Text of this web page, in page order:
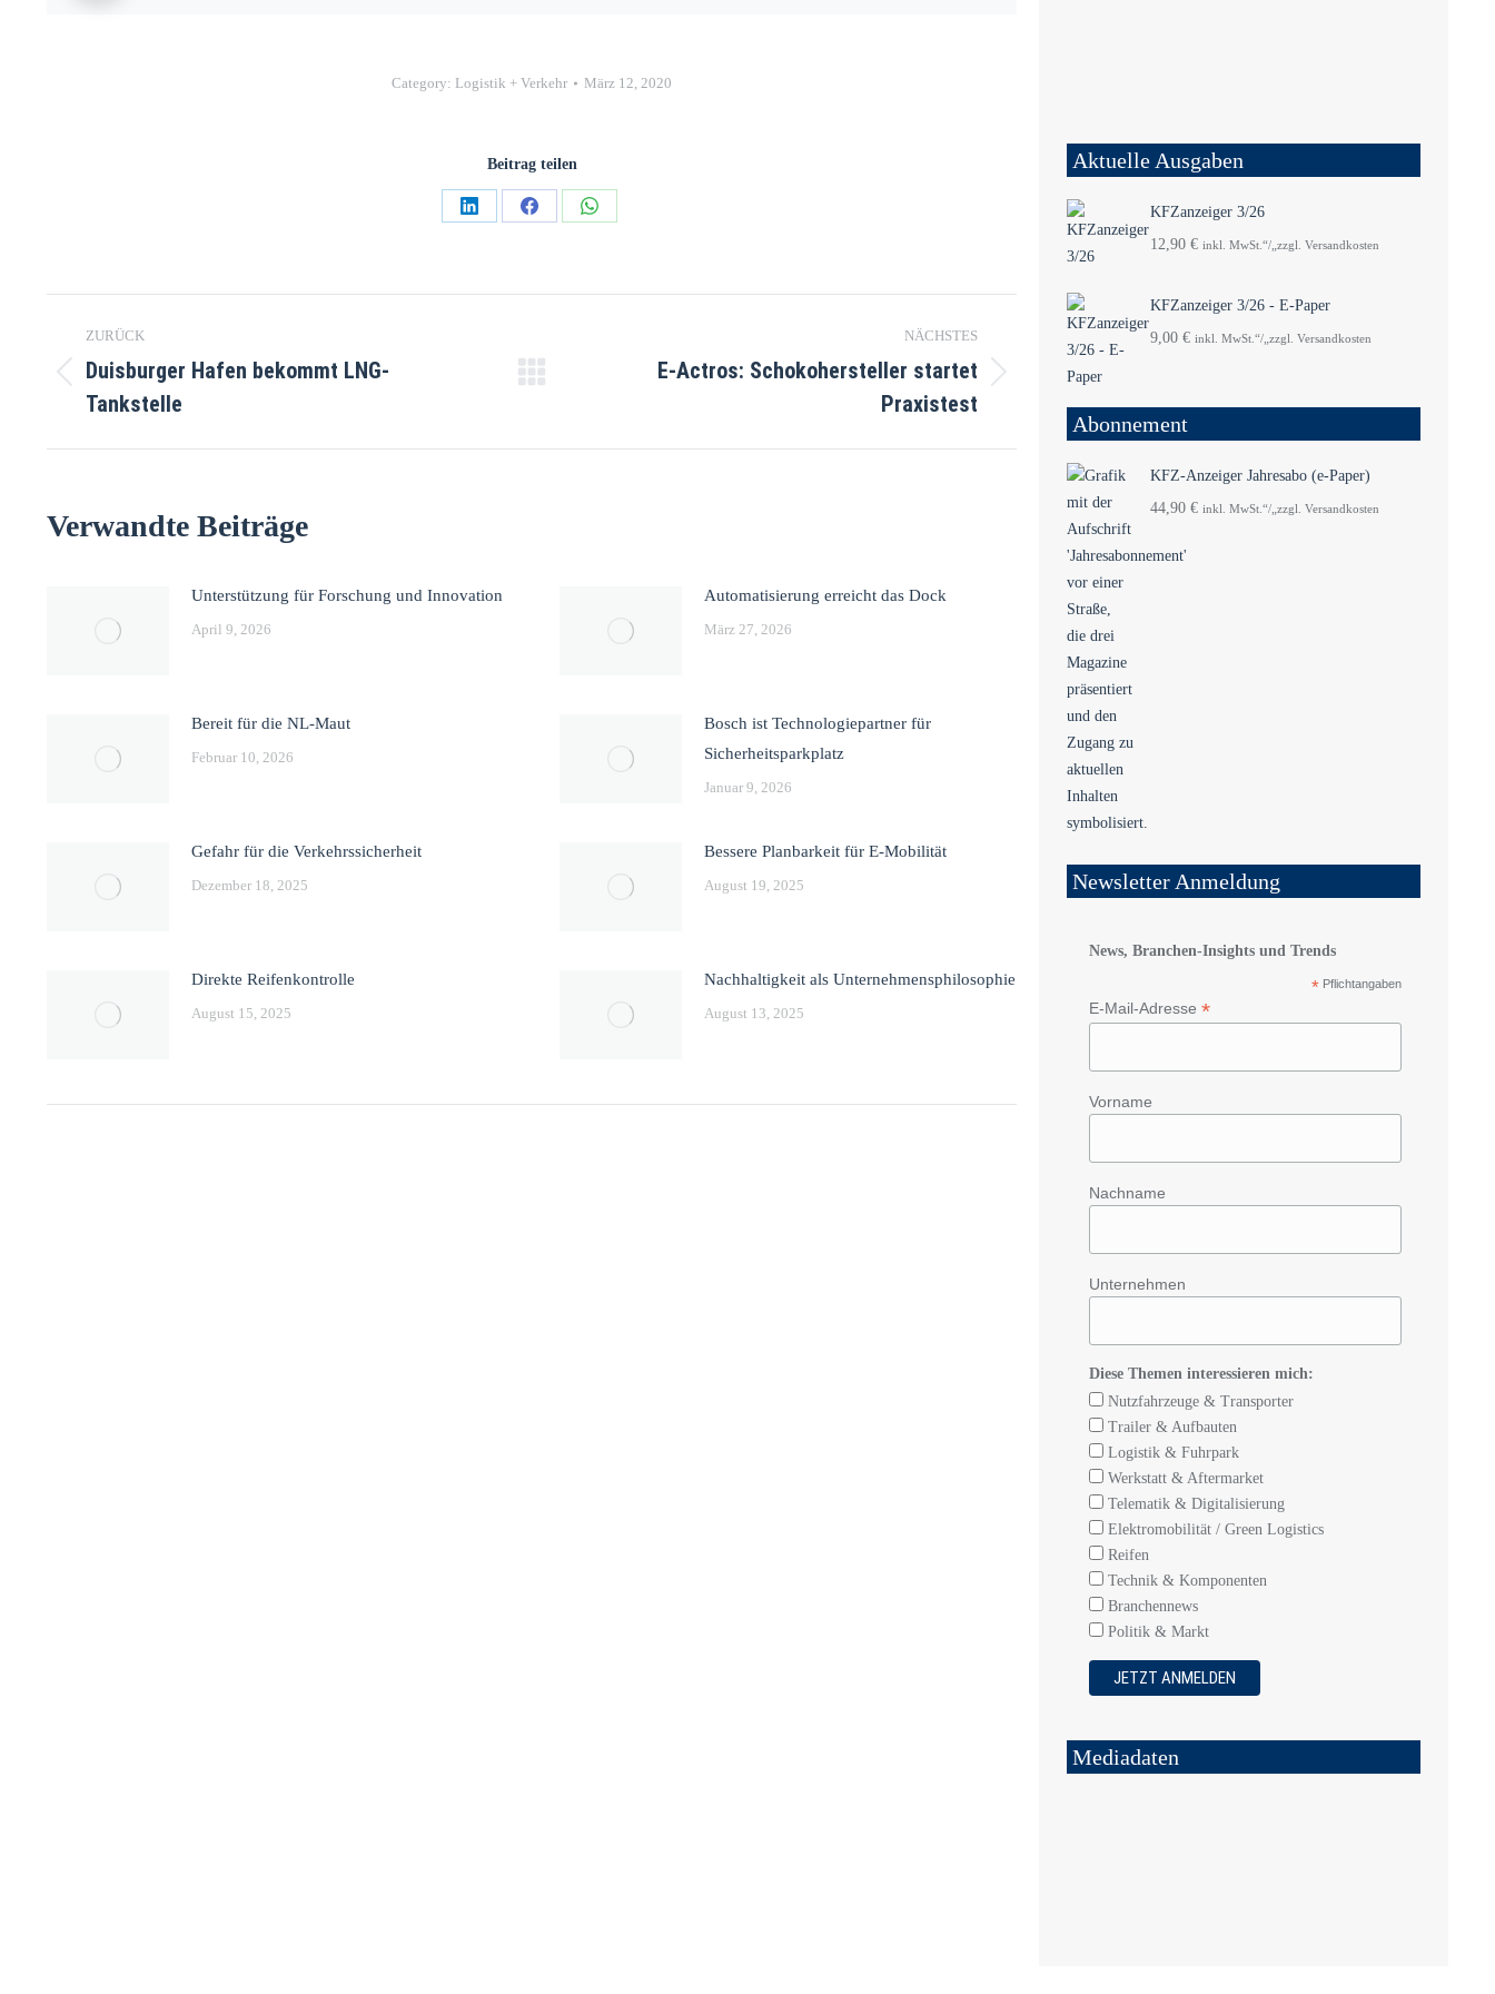
Category: Logistik + Verkehr März 12, 2020
Beitrag teilen
ZURÜCK
Duisburger Hafen bekommt LNG-
Tankstelle
NÄCHSTES
E-Actros: Schokohersteller startet
Praxistest
Verwandte Beiträge
Unterstützung für Forschung und Innovation
April 9, 2026
Automatisierung erreicht das Dock
März 27, 2026
Bereit für die NL-Maut
Februar 10, 2026
Bosch ist Technologiepartner für
Sicherheitsparkplatz
Januar 9, 2026
Gefahr für die Verkehrssicherheit
Dezember 18, 2025
Bessere Planbarkeit für E-Mobilität
August 19, 2025
Direkte Reifenkontrolle
August 15, 2025
Nachhaltigkeit als Unternehmensphilosophie
August 13, 2025
Aktuelle Ausgaben
KFZanzeiger 3/26
12,90 € inkl. MwSt.“/„zzgl. Versandkosten
KFZanzeiger 3/26 - E-Paper
9,00 € inkl. MwSt.“/„zzgl. Versandkosten
Abonnement
KFZ-Anzeiger Jahresabo (e-Paper)
44,90 € inkl. MwSt.“/„zzgl. Versandkosten
Newsletter Anmeldung
News, Branchen-Insights und Trends
* Pflichtangaben
E-Mail-Adresse *
Vorname
Nachname
Unternehmen
Diese Themen interessieren mich:
Nutzfahrzeuge & Transporter
Trailer & Aufbauten
Logistik & Fuhrpark
Werkstatt & Aftermarket
Telematik & Digitalisierung
Elektromobilität / Green Logistics
Reifen
Technik & Komponenten
Branchennews
Politik & Markt
Mediadaten